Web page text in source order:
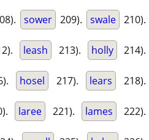
sower 209). swale 210).
leash 213). holly 214).
hosel 217). lears 218).
laree 221). lames 222).